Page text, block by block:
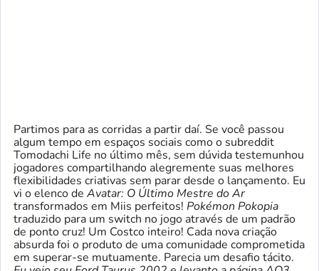
Partimos para as corridas a partir daí. Se você passou
algum tempo em espaços sociais como o subreddit
Tomodachi Life no último mês, sem dúvida testemunhou
jogadores compartilhando alegremente suas melhores
flexibilidades criativas sem parar desde o lançamento. Eu
vi o elenco de Avatar: O Último Mestre do Ar
transformados em Miis perfeitos! Pokémon Pokopia
traduzido para um switch no jogo através de um padrão
de ponto cruz! Um Costco inteiro! Cada nova criação
absurda foi o produto de uma comunidade comprometida
em superar-se mutuamente. Parecia um desafio tácito.